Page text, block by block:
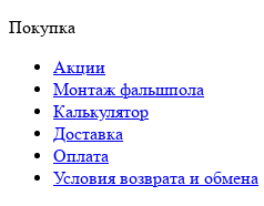
Покупка
Акции
Монтаж фальшпола
Калькулятор
Доставка
Оплата
Условия возврата и обмена